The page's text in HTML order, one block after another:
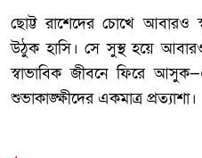
ছোট্ট রাশেদের চোখে
উঠুক হাসি। সে সুস্থ হয়ে
স্বাভাবিক জীবনে ফিরে
শুভাকাঙ্ক্ষীদের একমাত্র প্রত্যাশা।